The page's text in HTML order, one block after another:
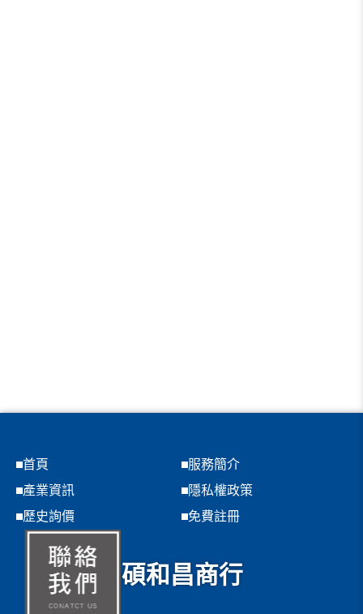
首頁
服務簡介
產業資訊
隱私權政策
歷史詢價
免費註冊
碩和昌商行